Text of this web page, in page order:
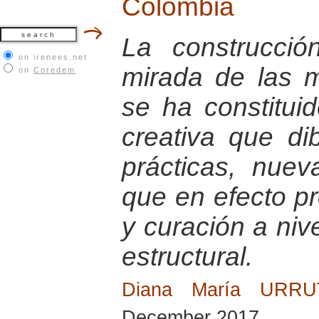
on irenees.net
on Coredem
Colombia
La
mirada de las
se ha
creativa que
prácticas,
que en efecto
y curación a
estructural.
Diana María